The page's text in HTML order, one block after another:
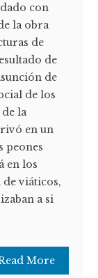
con
la obra
de
de
de
de los
la
en un
peones
en los
viáticos,
a si
More